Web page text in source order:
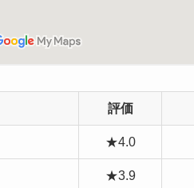
評価
★4.0
★3.9